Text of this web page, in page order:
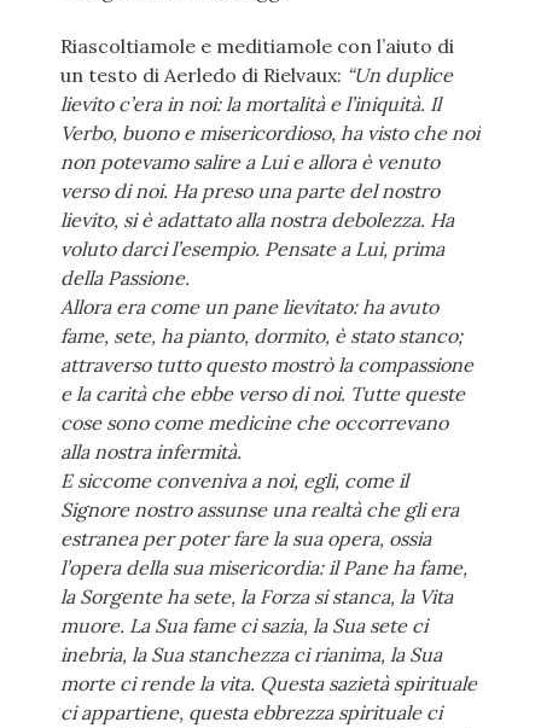
Riascoltiamole e meditiamole con l’aiuto di
un testo di Aerledo di Rielvaux: “Un duplice
lievito c’era in noi: la mortalità e l’iniquità. Il
Verbo, buono e misericordioso, ha visto che noi
non potevamo salire a Lui e allora è venuto
verso di noi. Ha preso una parte del nostro
lievito, si è adattato alla nostra debolezza. Ha
voluto darci l’esempio. Pensate a Lui, prima
della Passione.
Allora era come un pane lievitato: ha avuto
fame, sete, ha pianto, dormito, è stato stanco;
attraverso tutto questo mostrò la compassione
e la carità che ebbe verso di noi. Tutte queste
cose sono come medicine che occorrevano
alla nostra infermità.
E siccome conveniva a noi, egli, come il
Signore nostro assunse una realtà che gli era
estranea per poter fare la sua opera, ossia
l’opera della sua misericordia: il Pane ha fame,
la Sorgente ha sete, la Forza si stanca, la Vita
muore. La Sua fame ci sazia, la Sua sete ci
inebria, la Sua stanchezza ci rianima, la Sua
morte ci rende la vita. Questa sazietà spirituale
ci appartiene, questa ebbrezza spirituale ci